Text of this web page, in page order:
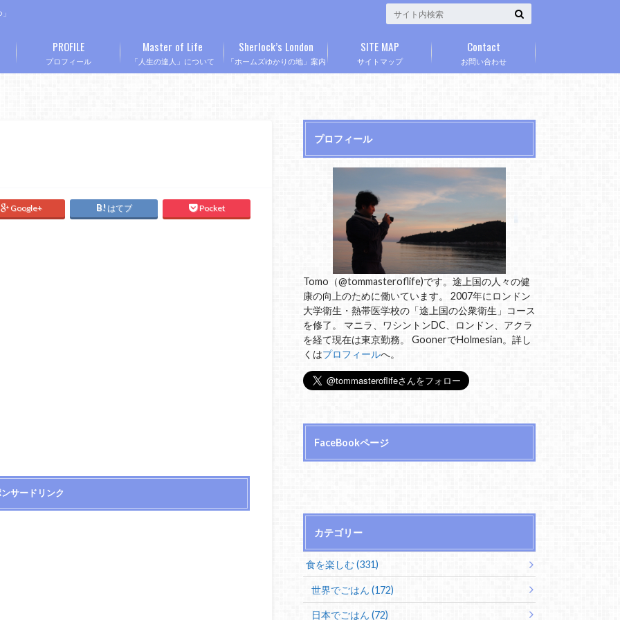
プロフィール
PROFILE
「人生の達人」について
Master of Life
「ホームズゆかりの地」案内
Sherlock’s London
サイトマップ
SITE MAP
お問い合わせ
Contact
Google+ はてブ Pocket
サードリンク
プロフィール
Tomo（@tommasteroflife)です。途上国の人々の健
康の向上のために働いています。 2007年にロンドン
大学衛生・熱帯医学校の「途上国の公衆衛生」コース
を修了。 マニラ、ワシントンDC、ロンドン、アクラ
を経て現在は東京勤務。 GoonerでHolmesian。詳し
くはプロフィールへ。
FaceBookページ
カテゴリー
食を楽しむ (331)
世界でごはん (172)
日本でごはん (72)